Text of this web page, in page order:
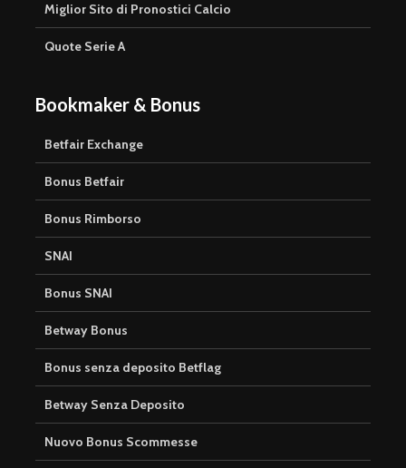
Miglior Sito di Pronostici Calcio
Quote Serie A
Bookmaker & Bonus
Betfair Exchange
Bonus Betfair
Bonus Rimborso
SNAI
Bonus SNAI
Betway Bonus
Bonus senza deposito Betflag
Betway Senza Deposito
Nuovo Bonus Scommesse